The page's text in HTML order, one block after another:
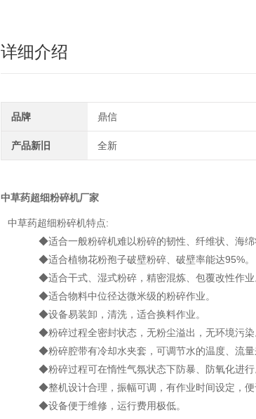
详细介绍
品牌 鼎信
产品新旧 全新
中草药超细粉碎机厂家
中草药超细粉碎机特点:
◆适合一般粉碎机难以粉碎的韧性、纤维状、海绵状
◆适合植物花粉孢子破壁粉碎、破壁率能达95%。
◆适合干式、湿式粉碎，精密混炼、包覆改性作业
◆适合物料中位径达微米级的粉碎作业。
◆设备易装卸，清洗，适合换料作业。
◆粉碎过程全密封状态，无粉尘溢出，无环境污染
◆粉碎腔带有冷却水夹套，可调节水的温度、流量来
◆粉碎过程可在惰性气氛状态下防暴、防氧化进行
◆整机设计合理，振幅可调，有作业时间设定，便
◆设备便于维修，运行费用极低。